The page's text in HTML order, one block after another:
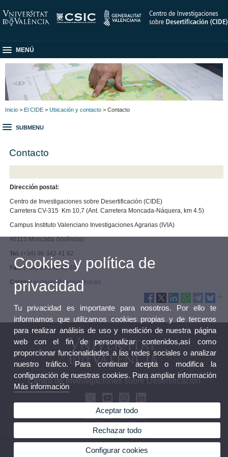
MENÚ
Inicio > El CIDE > Ubicación y contacto > Contacto
SUBMENU
Contacto
Dirección postal:
Centro de Investigaciones sobre Desertificación (CIDE)
Carretera CV-315 Km 10,7 (Ant. Carretera Moncada-Náquera, km 4.5)
Campus Instituto Valenciano Investigaciones Agrarias (IVIA)
46113 Moncada (València)
Tel. (+34) 96 342 41 62
Fax.(+34) 96 342 41 60
Correo: iu.desertificacion@uv.es
Centro de Investigaciones sobre Desertificación
© 2026 UV. - Crta. Moncada-Náquera, Km 4,5. 46113 Moncada (Valencia). Teléfono: 96
Cookies y política de
privacidad
Tu privacidad es importante para nosotros. Por ello te
informamos que utilizamos cookies propias y de terceros
para realizar análisis de uso y medición de nuestra página
web con el fin de personalizar contenidos,así como
proporcionar funcionalidades a las redes sociales o analizar
nuestro tráfico. Para continuar acepta o modifica la
configuración de nuestras cookies. Para ampliar información
Más información
Aceptar todo
Rechazar todo
Configurar cookies